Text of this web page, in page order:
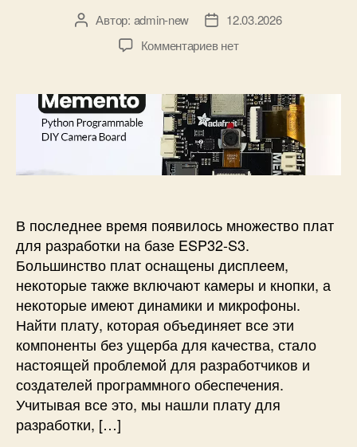
А
р
з
а
п
с
Автор: admin-new
Д
т
з
а
п
и
с
и
12.03.2026
Комментариевк
п
и
с
и
Н
а
л
о
р
а
б
о
т
ы
с
A
d
нет
В последнее время появилось множество плат
для разработки на базе ESP32-S3.
Большинство плат оснащены дисплеем,
некоторые также включают камеры и кнопки, а
некоторые имеют динамики и микрофоны.
Найти плату, которая объединяет все эти
компоненты без ущерба для качества, стало
настоящей проблемой для разработчиков и
создателей программного обеспечения.
Учитывая все это, мы нашли плату для
разработки, […]